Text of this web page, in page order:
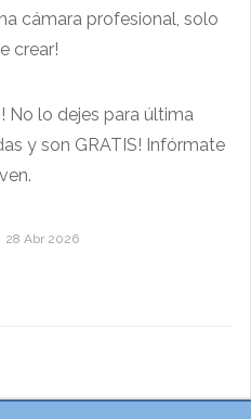
cámara profesional, solo
crear!
No lo dejes para última
y son GRATIS! Infórmate
28 Abr 2026